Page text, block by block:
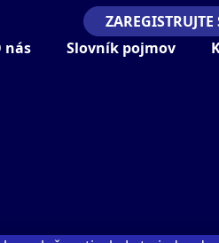
ZAREGISTRUJTE
nás Slovník pojmov